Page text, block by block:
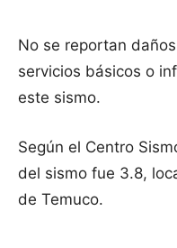
No se reportan
servicios básicos o
este sismo.
Según el Centro
del sismo fue 3.8,
de Temuco.